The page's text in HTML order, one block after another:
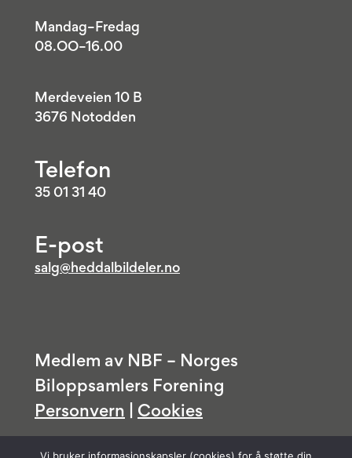
Mandag–Fredag
08.OO–16.00
Merdeveien 10 B
3676 Notodden
Telefon
35 01 31 40
E-post
salg@heddalbildeler.no
Medlem av NBF – Norges
Biloppsamlers Forening
Personvern
Cookies